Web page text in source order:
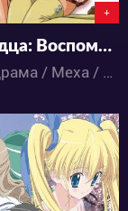
+
Для сердца: Воспоминания
Гарем / Драма / Меха / Повседневность / Романтика / Фантастика / Школа / Аниме